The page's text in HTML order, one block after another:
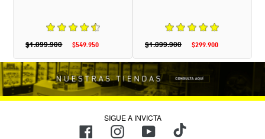
Precio
oferta
$549.950
Precio
$1.099.900
Precio
oferta
$299.900
Precio
$1.099.900
SIGUE A INVICTA
FacebookInstagramYouTubeTikTok